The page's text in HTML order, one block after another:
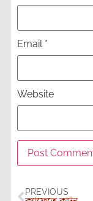
Email *
Website
PREVIOUS